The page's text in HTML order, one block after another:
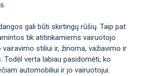
gali būti skirtingų rūšių. Taip pat
tik atitinkamiems vairuotojo
vairavimo stiliui ir, žinoma, važiavimo ir
Todėl verta labiau pasidomėti, ko
automobiliui ir jo vairuotojui.